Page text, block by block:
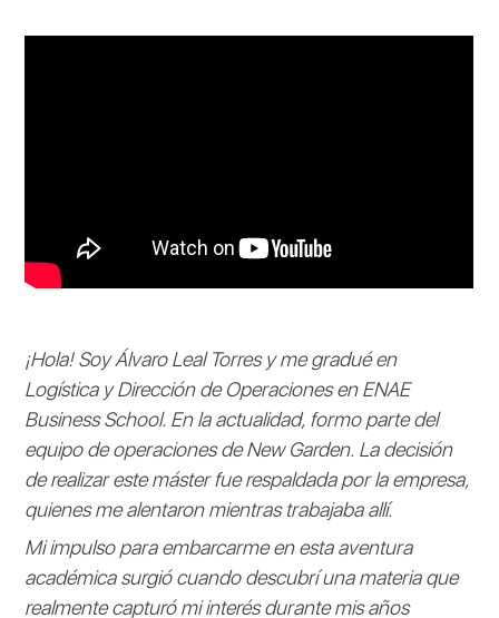
¡Hola! Soy Álvaro Leal Torres y me gradué en
Logística y Dirección de Operaciones en ENAE
Business School. En la actualidad, formo parte del
equipo de operaciones de New Garden. La decisión
de realizar este máster fue respaldada por la empresa,
quienes me alentaron mientras trabajaba allí.
Mi impulso para embarcarme en esta aventura
académica surgió cuando descubrí una materia que
realmente capturó mi interés durante mis años